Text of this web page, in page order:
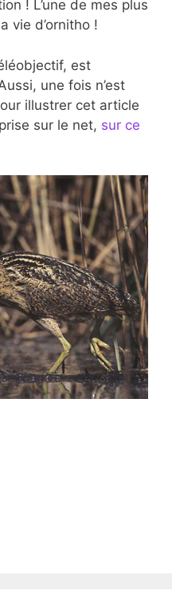
! L’une de mes plus
vie d’ornitho !
est
une fois n’est
illustrer cet article
sur le net, sur ce